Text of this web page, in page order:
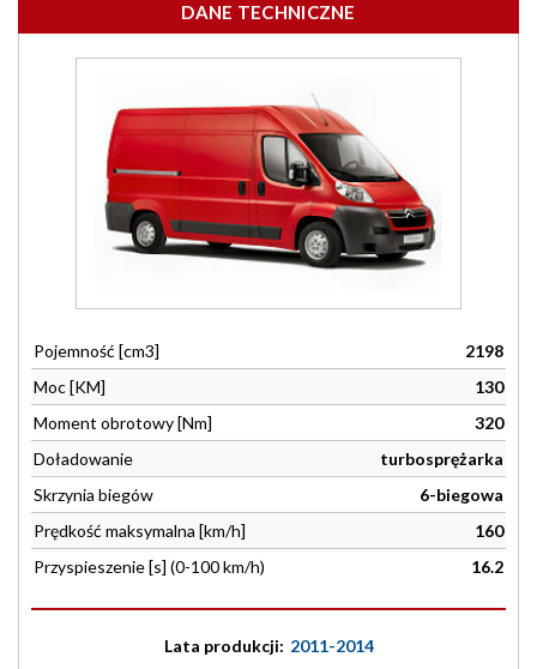
DANE TECHNICZNE
Pojemność [cm3]
2198
Moc [KM]
130
Moment obrotowy [Nm]
320
Doładowanie
turbosprężarka
Skrzynia biegów
6-biegowa
Prędkość maksymalna [km/h]
160
Przyspieszenie [s] (0-100 km/h)
16.2
Lata produkcji: 2011-2014